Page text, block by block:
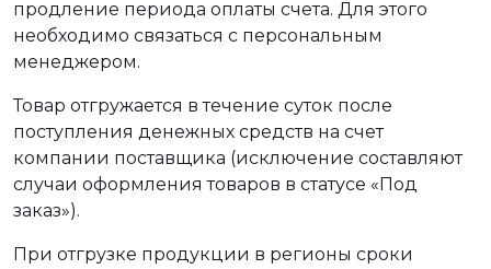
продление периода оплаты счета. Для этого
необходимо связаться с персональным
менеджером.
Товар отгружается в течение суток после
поступления денежных средств на счет
компании поставщика (исключение составляют
случаи оформления товаров в статусе «Под
заказ»).
При отгрузке продукции в регионы сроки